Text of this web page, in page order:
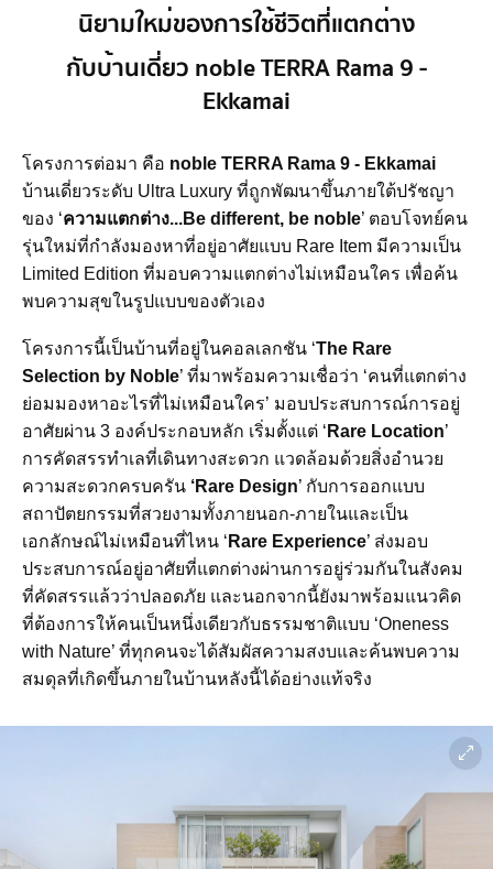
นิยามใหม่ของการใช้ชีวิตที่แตกต่าง
กับบ้านเดี่ยว noble TERRA Rama 9 -
Ekkamai
โครงการต่อมา คือ noble TERRA Rama 9 - Ekkamai
บ้านเดี่ยวระดับ Ultra Luxury ที่ถูกพัฒนาขึ้นภายใต้ปรัชญา
ของ ‘ความแตกต่าง...Be different, be noble’ ตอบโจทย์คน
รุ่นใหม่ที่กำลังมองหาที่อยู่อาศัยแบบ Rare Item มีความเป็น
Limited Edition ที่มอบความแตกต่างไม่เหมือนใคร เพื่อค้น
พบความสุขในรูปแบบของตัวเอง
โครงการนี้เป็นบ้านที่อยู่ในคอลเลกชัน ‘The Rare
Selection by Noble’ ที่มาพร้อมความเชื่อว่า ‘คนที่แตกต่าง
ย่อมมองหาอะไรที่ไม่เหมือนใคร’ มอบประสบการณ์การอยู่
อาศัยผ่าน 3 องค์ประกอบหลัก เริ่มตั้งแต่ ‘ Rare Location’
การคัดสรรทำเลที่เดินทางสะดวก แวดล้อมด้วยสิ่งอำนวย
ความสะดวกครบครัน ‘Rare Design’ กับการออกแบบ
สถาปัตยกรรมที่สวยงามทั้งภายนอก-ภายในและเป็น
เอกลักษณ์ไม่เหมือนที่ไหน ‘ Rare Experience’ ส่งมอบ
ประสบการณ์อยู่อาศัยที่แตกต่างผ่านการอยู่ร่วมกันในสังคม
ที่คัดสรรแล้วว่าปลอดภัย และนอกจากนี้ยังมาพร้อมแนวคิด
ที่ต้องการให้คนเป็นหนึ่งเดียวกับธรรมชาติแบบ ‘Oneness
with Nature’ ที่ทุกคนจะได้สัมผัสความสงบและค้นพบความ
สมดุลที่เกิดขึ้นภายในบ้านหลังนี้ได้อย่างแท้จริง